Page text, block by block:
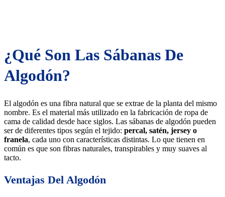
¿Qué Son Las Sábanas De
Algodón?
El algodón es una fibra natural que se extrae de la planta del mismo
nombre. Es el material más utilizado en la fabricación de ropa de
cama de calidad desde hace siglos. Las sábanas de algodón pueden
ser de diferentes tipos según el tejido: percal, satén, jersey o
franela, cada uno con características distintas. Lo que tienen en
común es que son fibras naturales, transpirables y muy suaves al
tacto.
Ventajas Del Algodón